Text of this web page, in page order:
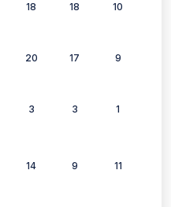
18 18 10
20 17 9
3 3 1
14 9 11